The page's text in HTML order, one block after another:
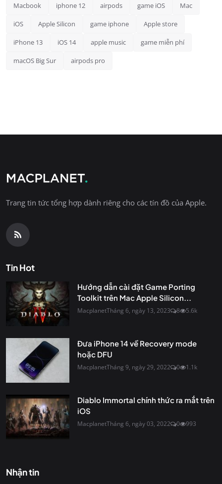
Macbook iphone 12 airpods game iOS Mac
iOS Apple Silicon game iphone Apple store
iPhone 13 iOS 14 apple music game miễn phí
macOS Big Sur airpods pro
Trang tin tức tổng hợp dành riêng cho các tín đồ của Apple.
Tin Hot
Hướng dẫn cài đặt Game Porting
Toolkit trên Mac Apple Silicon...
MacplanetTháng 6, ngày 13, 2023 8 5.6k
Đưa iPhone 14 về Recovery mode
hoặc DFU
MacplanetTháng 9, ngày 29, 2022 0 1.1k
Diablo Immortal chính thức ra mắt trên
iOS
MacplanetTháng 6, ngày 03, 2022 0 993
Nhận tin